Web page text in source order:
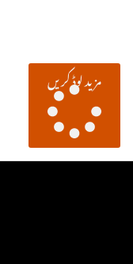
مزید لوڈ کریں